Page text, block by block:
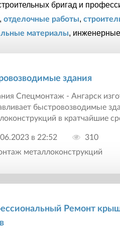
бригад и
, отделочные работы,
материалы,
здания
Спецмонтаж - Ангарск
быстровозводимые
в кратчайшие
в 22:52
310
металлоконструкций
Ремонт